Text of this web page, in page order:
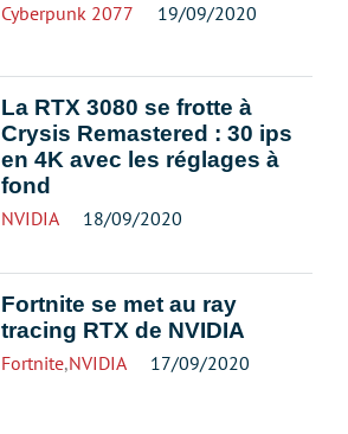
Cyberpunk 2077 19/09/2020
La RTX 3080 se frotte à
Crysis Remastered : 30 ips
en 4K avec les réglages à
fond
NVIDIA 18/09/2020
Fortnite se met au ray
tracing RTX de NVIDIA
Fortnite,NVIDIA 17/09/2020